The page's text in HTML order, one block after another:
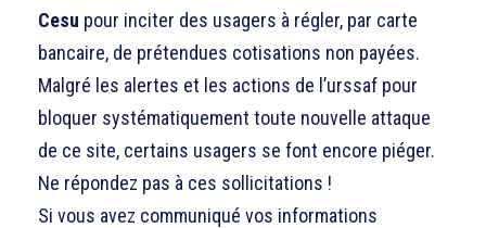
Cesu pour inciter des usagers à régler, par carte
bancaire, de prétendues cotisations non payées.
Malgré les alertes et les actions de l’urssaf pour
bloquer systématiquement toute nouvelle attaque
de ce site, certains usagers se font encore piéger.
Ne répondez pas à ces sollicitations !
Si vous avez communiqué vos informations